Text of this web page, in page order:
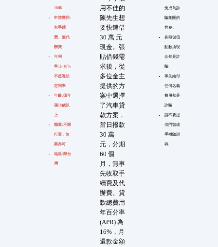
10年
申請費用:
無手續
費、無代
辦費
年利
率:2~16%
不超過法
定利率
年齡:須年
滿18歲以
上
職業:不限
行業，無
業亦可
地區:限台
灣
用不佳的
陳先生想
要快速借
30 萬 元
現金。張
貼借錢需
求後，從
多位金主
提供的方
案中選擇
了汽車貸
款方案，
當日撥款
30 萬
元，分期
60 個
月，無事
先收取手
續費及代
辦費。貸
款總費用
年百分率
(APR) 為
16%，月
還款金額
免成為詐
騙集團的
共犯。
各種儲值
點數換現
金都是詐
騙
事先給付
任何名義
費用都是
詐騙
請不要提
供門號或
手機驗證
碼